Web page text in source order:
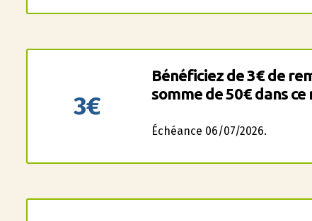
3€
Bénéficiez de 3€ de
somme de 50€ dans
Échéance 06/07/2026.